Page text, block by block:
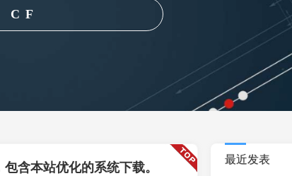
CF
含本站优化的系统下载。
最近发表